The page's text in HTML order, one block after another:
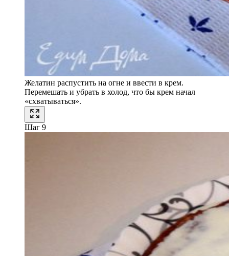
Желатин распустить на огне и ввести в крем.
Перемешать и убрать в холод, что бы крем начал
«схватываться».
Шаг 9